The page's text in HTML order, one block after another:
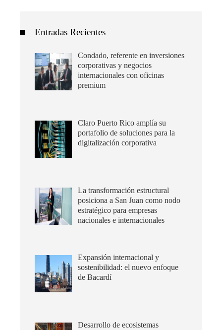
Entradas Recientes
Condado, referente en inversiones
corporativas y negocios
internacionales con oficinas
premium
Claro Puerto Rico amplía su
portafolio de soluciones para la
digitalización corporativa
La transformación estructural
posiciona a San Juan como nodo
estratégico para empresas
nacionales e internacionales
Expansión internacional y
sostenibilidad: el nuevo enfoque
de Bacardí
Desarrollo de ecosistemas